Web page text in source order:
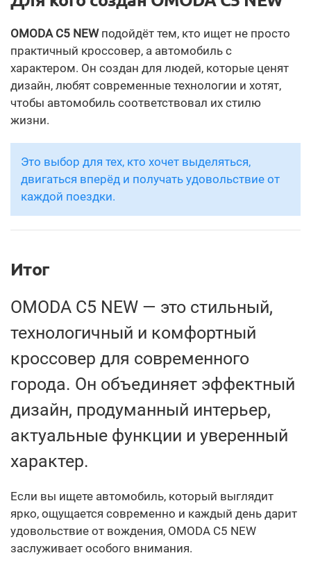
OMODA C5 NEWподойдёт тем, кто ищет не просто
практичный кроссовер, а автомобиль с
характером. Он создан для людей, которые ценят
дизайн, любят современные технологии и хотят,
чтобы автомобиль соответствовал их стилю
жизни.
Это выбор для тех, кто хочет выделяться,
двигаться вперёд и получать удовольствие от
каждой поездки.
Итог
OMODA C5 NEW — это стильный,
технологичный и комфортный
кроссовер для современного
города. Он объединяет эффектный
дизайн, продуманный интерьер,
актуальные функции и уверенный
характер.
Если вы ищете автомобиль, который выглядит
ярко, ощущается современно и каждый день дарит
удовольствие от вождения, OMODA C5 NEW
заслуживает особого внимания.